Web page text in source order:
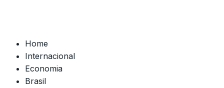
Home
Internacional
Economia
Brasil